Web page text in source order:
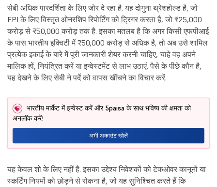
सेबी अधिक पारदर्शिता के लिए जोर दे रहा है. यह दोगुना थ्रेशहोल्ड है, जो
FPI के लिए विस्तृत ओनरशिप रिपोर्टिंग को ट्रिगर करता है, जो ₹25,000
करोड़ से ₹50,000 करोड़ तक है. इसका मतलब है कि अगर किसी एफपीआई
के पास भारतीय इक्विटी में ₹50,000 करोड़ से अधिक है, तो अब उसे शामिल
प्रत्येक इकाई के बारे में पूरी जानकारी शेयर करनी चाहिए, चाहे वह अपने
मालिक हों, नियंत्रित करें या इन्वेस्टमेंट से लाभ उठाएं. पैसे के पीछे कौन है,
यह देखने के लिए सेबी ने पर्दे को वापस खींचने का विचार करें.
भारतीय मार्केट में इन्वेस्ट करें और 5paisa के साथ भविष्य की क्षमता को
अनलॉक करें!
अभी अकाउंट खोलें
यह केवल शो के लिए नहीं है. इसका उद्देश्य निवेशकों को टेकओवर कानूनों या
स्कर्टिंग नियमों को छोड़ने से रोकना है, जो यह सुनिश्चित करते हैं कि